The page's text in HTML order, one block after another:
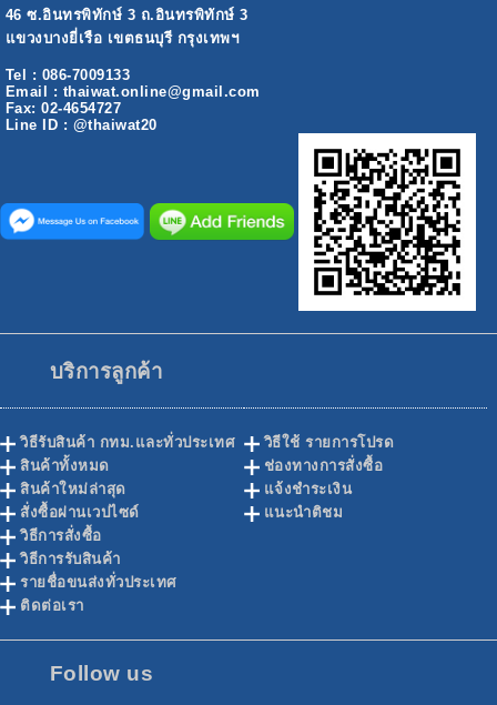
46 ซ.อินทรพิทักษ์ 3 ถ.อินทรพิทักษ์ 3
แขวงบางยี่เรือ เขตธนบุรี กรุงเทพฯ
Tel : 086-7009133
Email : thaiwat.online@gmail.com
Fax: 02-4654727
Line ID : @thaiwat20
บริการลูกค้า
วิธีรับสินค้า กทม.และทั่วประเทศ
สินค้าทั้งหมด
สินค้าใหม่ล่าสุด
สั่งซื้อผ่านเวปไซด์
วิธีการสั่งซื้อ
วิธีการรับสินค้า
รายชื่อขนส่งทั่วประเทศ
ติดต่อเรา
วิธีใช้ รายการโปรด
ช่องทางการสั่งซื้อ
แจ้งชำระเงิน
แนะนำติชม
Follow us